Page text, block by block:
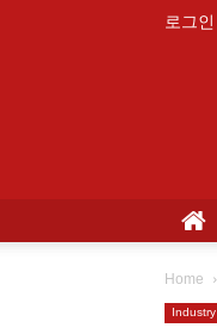
로그인
Home
Industry